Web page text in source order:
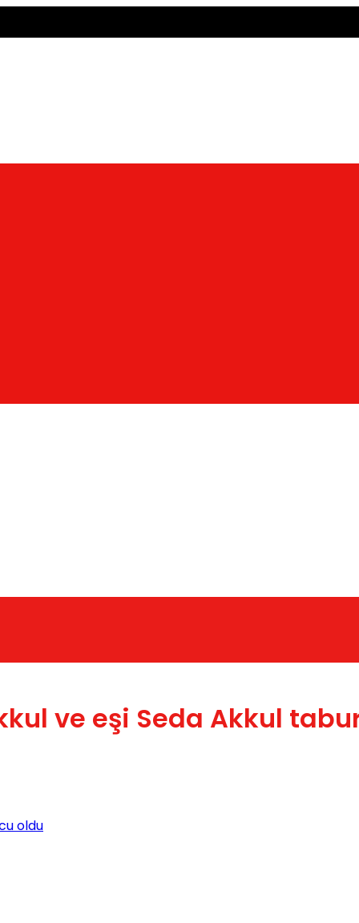
ve eşi Seda Akkul